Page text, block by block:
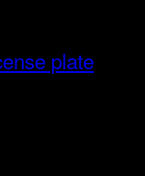
plate